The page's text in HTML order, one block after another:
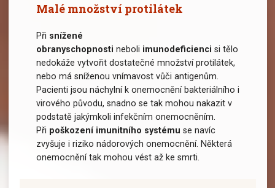
Malé množství protilátek
Při snížené
obranyschopnosti neboli imunodeficienci si tělo
nedokáže vytvořit dostatečné množství protilátek,
nebo má sníženou vnímavost vůči antigenům.
Pacienti jsou náchylní k onemocnění bakteriálního i
virového původu, snadno se tak mohou nakazit v
podstatě jakýmkoli infekčním onemocněním.
Při poškození imunitního systému se navíc
zvyšuje i riziko nádorových onemocnění. Některá
onemocnění tak mohou vést až ke smrti.